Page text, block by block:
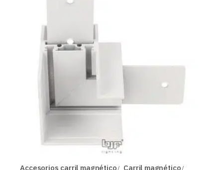
Accesorios carril magnético
Carril magnético